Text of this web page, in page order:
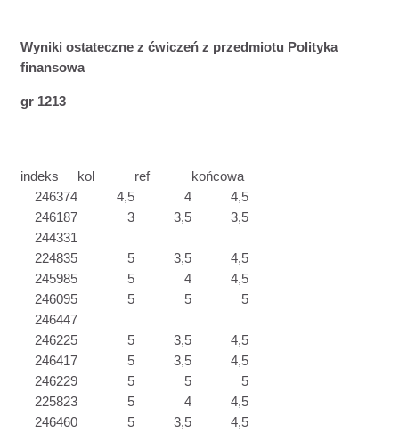
Wyniki ostateczne z ćwiczeń z przedmiotu Polityka
finansowa
gr 1213
indeks kol ref
końcowa
246374
4,5 4
4,5
246187
3 3,5
3,5
244331
224835
5 3,5
4,5
245985
5 4
4,5
246095
5 5
5
246447
246225
5 3,5
4,5
246417
5 3,5
4,5
246229
5 5
5
225823
5 4
4,5
246460
5 3,5
4,5